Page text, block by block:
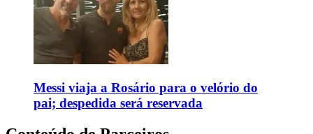
Messi viaja a Rosário para o velório do
pai; despedida será reservada